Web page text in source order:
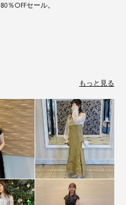
80％OFFセール。
もっと見る